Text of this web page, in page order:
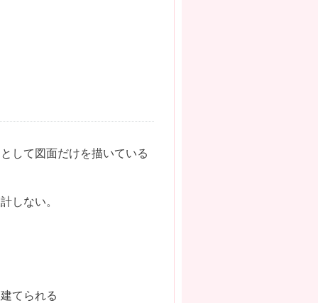
して図面だけを描いている
しない。
てられる